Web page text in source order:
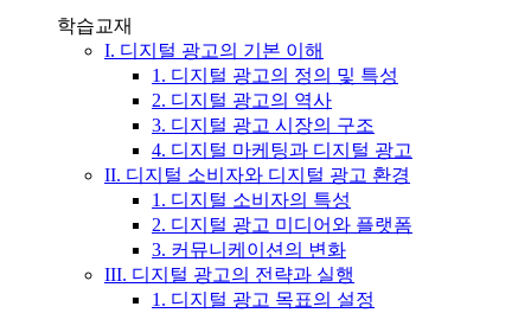
학습교재
I. 디지털 광고의 기본 이해
1. 디지털 광고의 정의 및 특성
2. 디지털 광고의 역사
3. 디지털 광고 시장의 구조
4. 디지털 마케팅과 디지털 광고
II. 디지털 소비자와 디지털 광고 환경
1. 디지털 소비자의 특성
2. 디지털 광고 미디어와 플랫폼
3. 커뮤니케이션의 변화
III. 디지털 광고의 전략과 실행
1. 디지털 광고 목표의 설정